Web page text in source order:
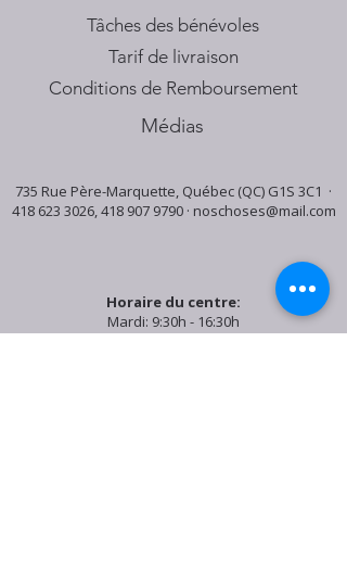
Tâches des bénévoles
Tarif de livraison
Conditions de Remboursement
Médias
735 Rue Père-Marquette, Québec (QC) G1S 3C1 ·
418 623 3026,418 907 9790· noschoses@mail.com
Horaire du centre:
Mardi: 9:30h - 16:30h